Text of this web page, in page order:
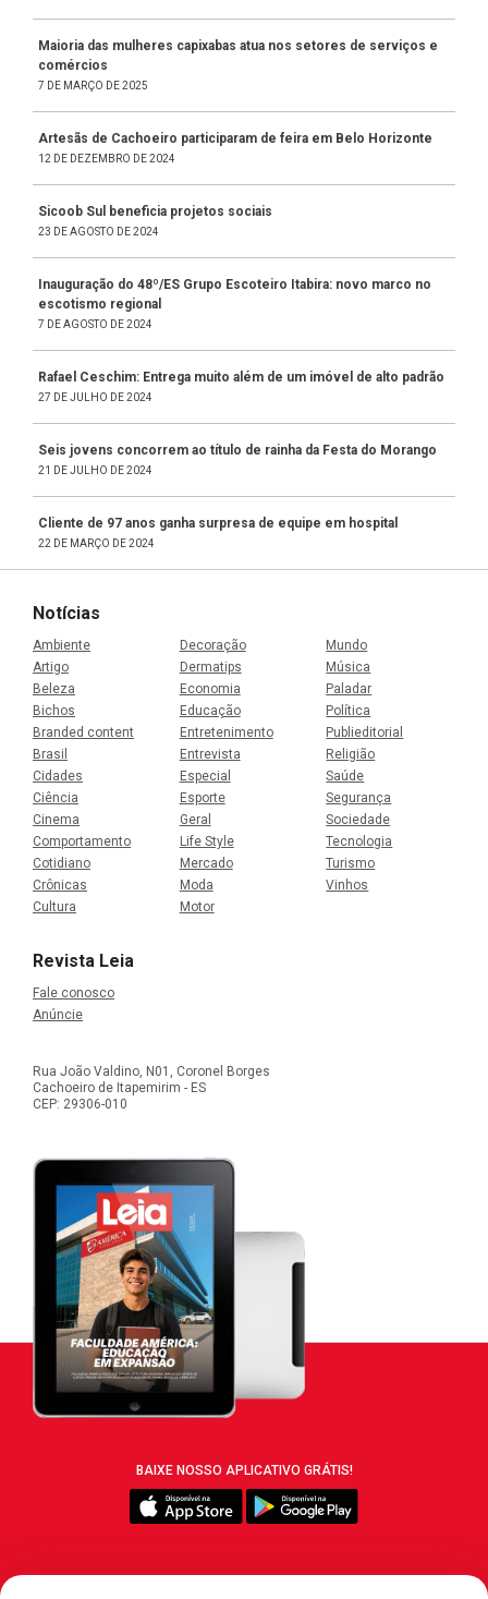
Maioria das mulheres capixabas atua nos setores de serviços e
comércios
7 DE MARÇO DE 2025
Artesãs de Cachoeiro participaram de feira em Belo Horizonte
12 DE DEZEMBRO DE 2024
Sicoob Sul beneficia projetos sociais
23 DE AGOSTO DE 2024
Inauguração do 48º/ES Grupo Escoteiro Itabira: novo marco no
escotismo regional
7 DE AGOSTO DE 2024
Rafael Ceschim: Entrega muito além de um imóvel de alto padrão
27 DE JULHO DE 2024
Seis jovens concorrem ao título de rainha da Festa do Morango
21 DE JULHO DE 2024
Cliente de 97 anos ganha surpresa de equipe em hospital
22 DE MARÇO DE 2024
Notícias
Ambiente
Artigo
Beleza
Bichos
Branded content
Brasil
Cidades
Ciência
Cinema
Comportamento
Cotidiano
Crônicas
Cultura
Decoração
Dermatips
Economia
Educação
Entretenimento
Entrevista
Especial
Esporte
Geral
Life Style
Mercado
Moda
Motor
Mundo
Música
Paladar
Política
Publieditorial
Religião
Saúde
Segurança
Sociedade
Tecnologia
Turismo
Vinhos
Revista Leia
Fale conosco
Anúncie
Rua João Valdino, N01, Coronel Borges
Cachoeiro de Itapemirim - ES
CEP: 29306-010
BAIXE NOSSO APLICATIVO GRÁTIS!